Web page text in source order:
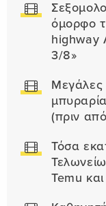
όμορφο
highway
3/8»
Μεγάλες
(πριν
Τόσα
Temu